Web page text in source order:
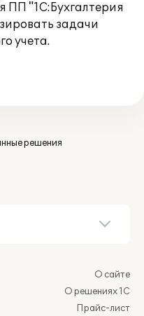
ПП "1С:Бухгалтерия
задачи
учета.
решения
О сайте
О решениях 1С
Прайс-лист